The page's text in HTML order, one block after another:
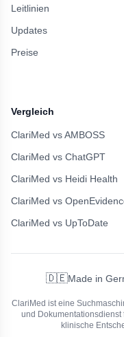
Leitlinien
Updates
Preise
Vergleich
ClariMed vs AMBOSS
ClariMed vs ChatGPT
ClariMed vs Heidi Health
ClariMed vs
ClariMed vs UpToDate
🇩🇪Made in
ClariMed ist eine
und Dokumentationsdienst
klinische